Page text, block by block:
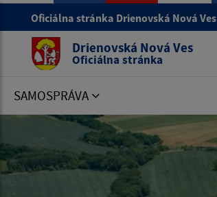
Oficiálna stránka Drienovská Nová Ves
Drienovská Nová Ves
Oficiálna stránka
SAMOSPRÁVA